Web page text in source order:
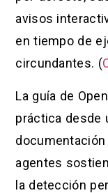
avisos
en tiempo de
circundantes. (
La guía de
práctica desde
agentes
la detección